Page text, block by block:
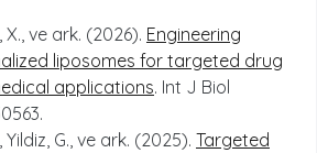
X., ve ark. (2026). Engineering
liposomes for targeted drug
applications. Int J Biol
Yildiz, G., ve ark. (2025). Targeted